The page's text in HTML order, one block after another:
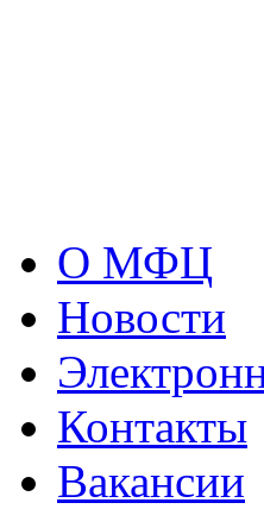
О МФЦ
Новости
Контакты
Вакансии